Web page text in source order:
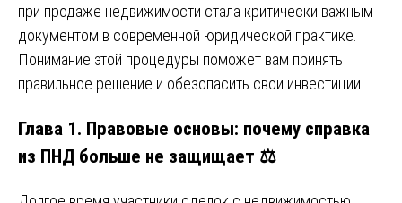
при продаже недвижимости стала критически важным
документом в современной юридической практике.
Понимание этой процедуры поможет вам принять
правильное решение и обезопасить свои инвестиции.
Глава 1. Правовые основы: почему справка
из ПНД больше не защищает ⚖️